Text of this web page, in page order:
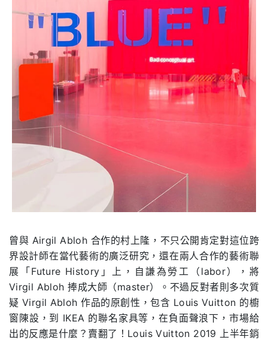
曾與 Airgil Abloh 合作的村上隆，不只公開肯定對這位跨
界設計師在當代藝術的廣泛研究，還在兩人合作的藝術聯
展「Future History」上，自謙為勞工（labor），將
Virgil Abloh 捧成大師（master）。不過反對者則多次質
疑 Virgil Abloh 作品的原創性，包含 Louis Vuitton 的櫥
窗陳設，到 IKEA 的聯名家具等，在負面聲浪下，市場給
出的反應是什麼？賣翻了！Louis Vuitton 2019 上半年銷